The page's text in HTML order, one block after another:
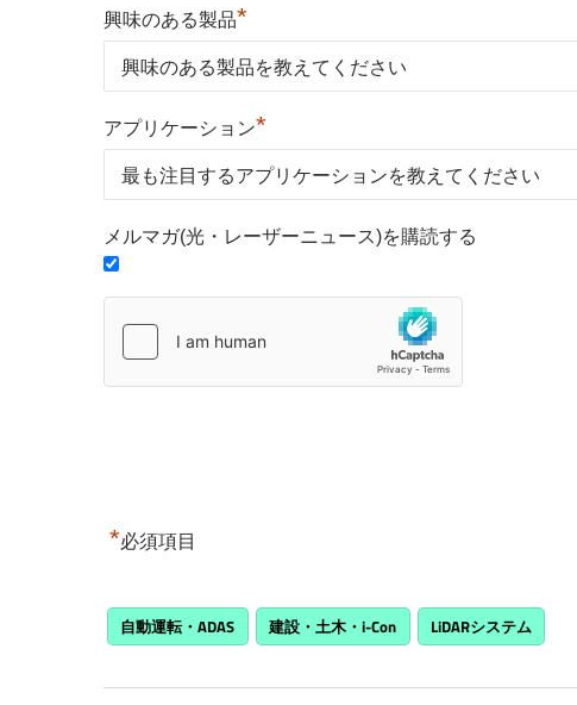
興味のある製品*
アプリケーション*
メルマガ(光・レーザーニュース)を購読する
*必須項目
自動運転・ADAS 建設・土木・i-Con LiDARシステム